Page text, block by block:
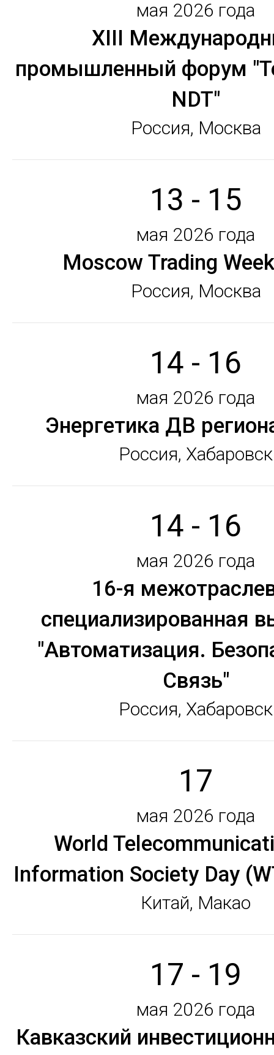
мая 2026 года
XIII
промышленный форум
NDT"
Россия, Москва
13 - 15
мая 2026 года
Moscow Trading
Россия, Москва
14 - 16
мая 2026 года
Энергетика ДВ
Россия, Хабаровск
14 - 16
мая 2026 года
16-я
специализированная
"Автоматизация.
Связь"
Россия, Хабаровск
17
мая 2026 года
World
Information Society Day
Китай, Макао
17 - 19
мая 2026 года
Кавказский